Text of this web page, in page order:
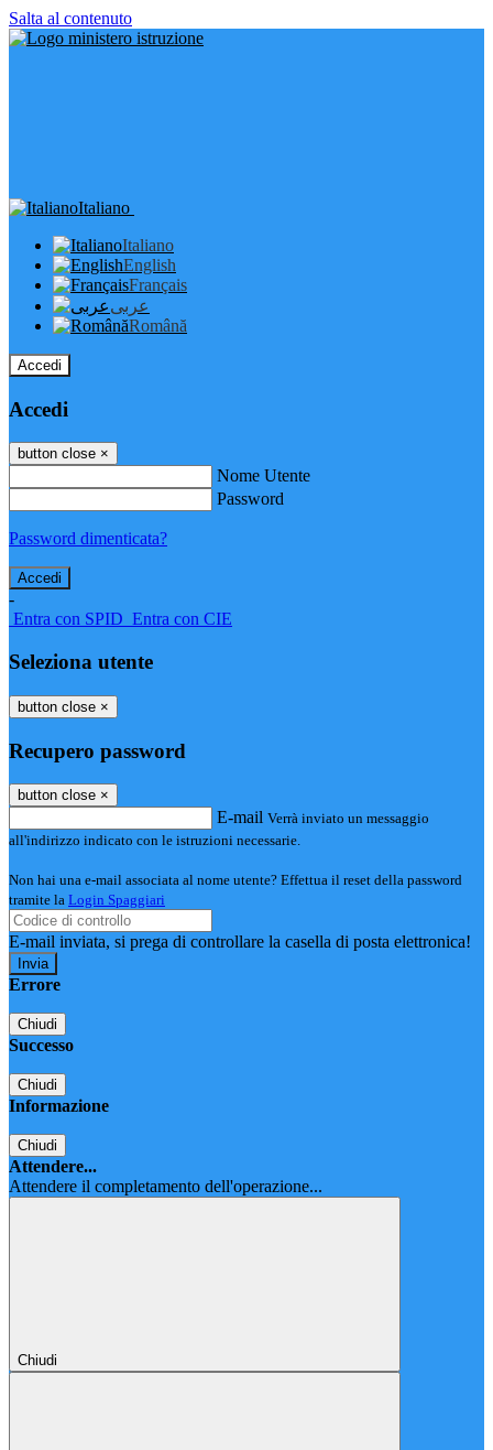
Salta al contenuto
Italiano
Italiano
English
Français
عربى
Română
Accedi
Accedi
button close ×
Nome Utente
Password
Password dimenticata?
-
Entra con SPID Entra con CIE
Seleziona utente
button close ×
Recupero password
button close ×
E-mail Verrà inviato un messaggio
all'indirizzo indicato con le istruzioni necessarie.
Non hai una e-mail associata al nome utente? Effettua il reset della password
tramite la Login Spaggiari
E-mail inviata, si prega di controllare la casella di posta elettronica!
Errore
Chiudi
Successo
Chiudi
Informazione
Chiudi
Attendere...
Attendere il completamento dell'operazione...
Chiudi